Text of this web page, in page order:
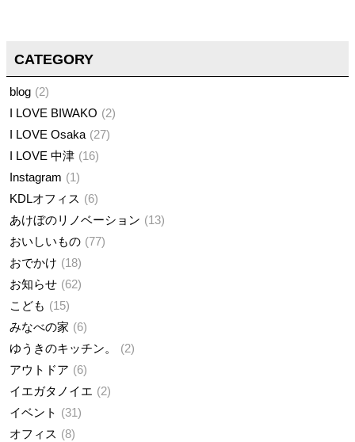
CATEGORY
blog
2
I LOVE BIWAKO
2
I LOVE Osaka
27
I LOVE 中津
16
Instagram
1
KDLオフィス
6
あけぼのリノベーション
13
おいしいもの 77
おでかけ
18
お知らせ
62
こども
15
みなべの家
6
ゆうきのキッチン。
2
アウトドア
6
イエガタノイエ
2
イベント
31
オフィス
8